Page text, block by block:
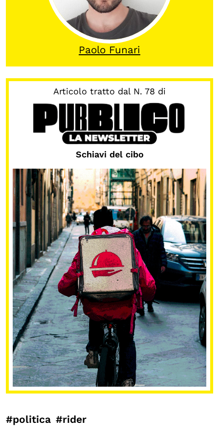
Classici del Pensiero Politico
Master e Executive Program
Paolo Funari
Articolo tratto dal N. 78 di
Schiavi del cibo
#politica #rider